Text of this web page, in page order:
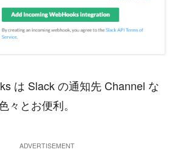
は Slack の通知先 Channel な
々とお便利。